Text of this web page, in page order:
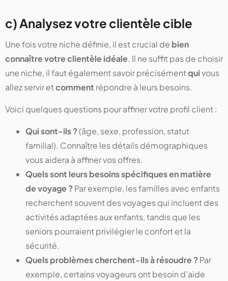
c) Analysez votre clientèle cible
Une fois votre niche définie, il est crucial de bien
connaître votre clientèle idéale. Il ne suffit pas de choisir
une niche, il faut également savoir précisémentquivous
allez servir etcomment répondre à leurs besoins.
Voici quelques questions pour affiner votre profil client :
Qui sont-ils ?(âge, sexe, profession, statut
familial). Connaître les détails démographiques
vous aidera à affiner vos offres.
Quels sont leurs besoins spécifiques en matière
de voyage ?Par exemple, les familles avec enfants
recherchent souvent des voyages qui incluent des
activités adaptées aux enfants, tandis que les
seniors pourraient privilégier le confort et la
sécurité.
Quels problèmes cherchent-ils à résoudre ?Par
exemple, certains voyageurs ont besoin d’aide